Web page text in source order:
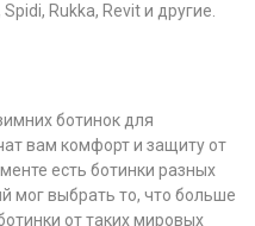
Rukka, Revit и другие.
ботинок для
вам комфорт и защиту от
есть ботинки разных
мог выбрать то, что больше
от таких мировых